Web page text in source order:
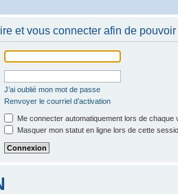
et vous connecter afin de
J’ai oublié mon mot de passe
Renvoyer le courriel d’activation
Me connecter automatiquement lors de chaque
Masquer mon statut en ligne lors de cette